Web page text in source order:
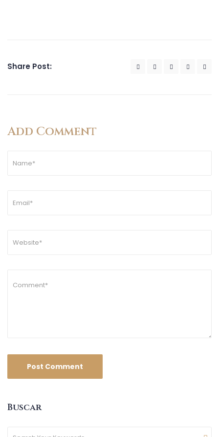
Share Post:
Add Comment
Buscar